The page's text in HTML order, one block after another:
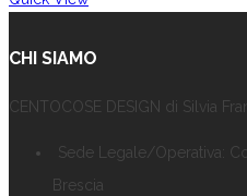
CHI SIAMO
CENTOCOSE DESIGN di Silvia
Sede Legale/Operativa:
Brescia